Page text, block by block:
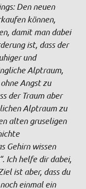
Den neuen
können,
damit man dabei
ist, dass der
und
Alptraum,
Angst zu
der Traum aber
Alptraum zu
alten gruseligen
Gehirn wissen
Ich helfe dir dabei,
ist aber, dass du
einmal ein